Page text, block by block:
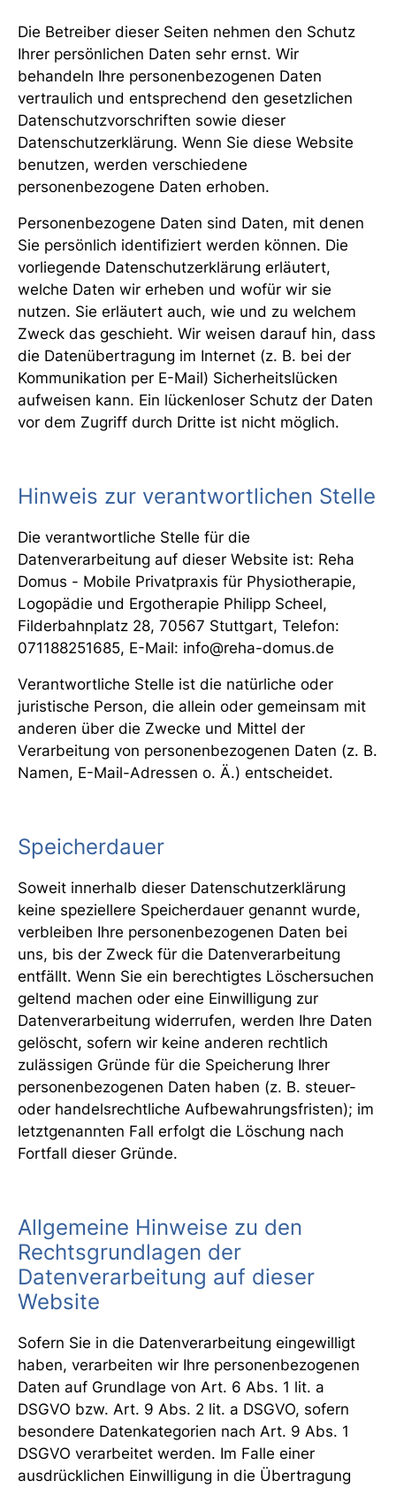
Die Betreiber dieser Seiten nehmen den Schutz
Ihrer persönlichen Daten sehr ernst. Wir
behandeln Ihre personenbezogenen Daten
vertraulich und entsprechend den gesetzlichen
Datenschutzvorschriften sowie dieser
Datenschutzerklärung. Wenn Sie diese Website
benutzen, werden verschiedene
personenbezogene Daten erhoben.
Personenbezogene Daten sind Daten, mit denen
Sie persönlich identifiziert werden können. Die
vorliegende Datenschutzerklärung erläutert,
welche Daten wir erheben und wofür wir sie
nutzen. Sie erläutert auch, wie und zu welchem
Zweck das geschieht. Wir weisen darauf hin, dass
die Datenübertragung im Internet (z. B. bei der
Kommunikation per E-Mail) Sicherheitslücken
aufweisen kann. Ein lückenloser Schutz der Daten
vor dem Zugriff durch Dritte ist nicht möglich.
Hinweis zur verantwortlichen Stelle
Die verantwortliche Stelle für die
Datenverarbeitung auf dieser Website ist: Reha
Domus - Mobile Privatpraxis für Physiotherapie,
Logopädie und Ergotherapie Philipp Scheel,
Filderbahnplatz 28, 70567 Stuttgart, Telefon:
071188251685, E-Mail: info@reha-domus.de
Verantwortliche Stelle ist die natürliche oder
juristische Person, die allein oder gemeinsam mit
anderen über die Zwecke und Mittel der
Verarbeitung von personenbezogenen Daten (z. B.
Namen, E-Mail-Adressen o. Ä.) entscheidet.
Speicherdauer
Soweit innerhalb dieser Datenschutzerklärung
keine speziellere Speicherdauer genannt wurde,
verbleiben Ihre personenbezogenen Daten bei
uns, bis der Zweck für die Datenverarbeitung
entfällt. Wenn Sie ein berechtigtes Löschersuchen
geltend machen oder eine Einwilligung zur
Datenverarbeitung widerrufen, werden Ihre Daten
gelöscht, sofern wir keine anderen rechtlich
zulässigen Gründe für die Speicherung Ihrer
personenbezogenen Daten haben (z. B. steuer-
oder handelsrechtliche Aufbewahrungsfristen); im
letztgenannten Fall erfolgt die Löschung nach
Fortfall dieser Gründe.
Allgemeine Hinweise zu den
Rechtsgrundlagen der
Datenverarbeitung auf dieser
Website
Sofern Sie in die Datenverarbeitung eingewilligt
haben, verarbeiten wir Ihre personenbezogenen
Daten auf Grundlage von Art. 6 Abs. 1 lit. a
DSGVO bzw. Art. 9 Abs. 2 lit. a DSGVO, sofern
besondere Datenkategorien nach Art. 9 Abs. 1
DSGVO verarbeitet werden. Im Falle einer
ausdrücklichen Einwilligung in die Übertragung